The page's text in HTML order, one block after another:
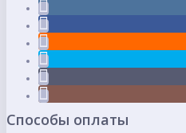
Способы оплаты